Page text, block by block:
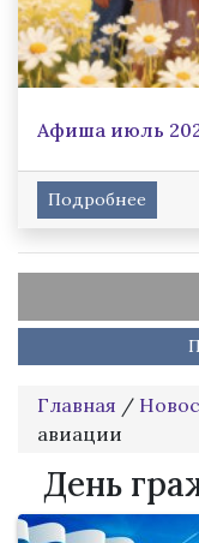
Афиша июль
Подробнее
Главная /
авиации
День